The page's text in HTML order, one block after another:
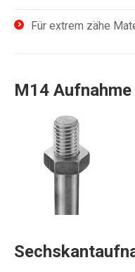
Für extrem zähe
M14 Aufnahme